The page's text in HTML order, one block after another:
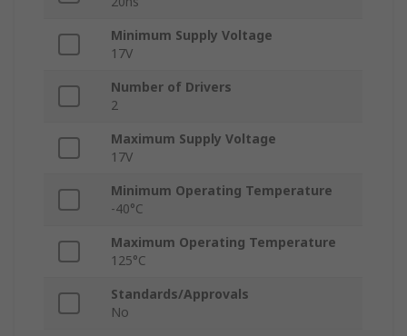
Minimum Supply Voltage
17V
Number of Drivers
2
Maximum Supply Voltage
17V
Minimum Operating Temperature
-40°C
Maximum Operating Temperature
125°C
Standards/Approvals
No